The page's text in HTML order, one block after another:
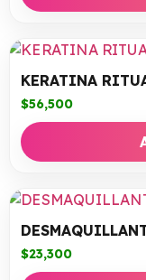
KERATINA
$56,500
$23,300